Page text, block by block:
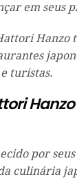
em seus
Hanzo
turistas.
por
culinária